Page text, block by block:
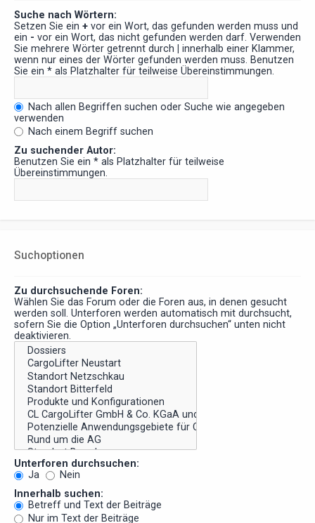
Suche nach Wörtern:
Setzen Sie ein + vor ein Wort, das gefunden werden muss und
ein - vor ein Wort, das nicht gefunden werden darf. Verwenden
Sie mehrere Wörter getrennt durch | innerhalb einer Klammer,
wenn nur eines der Wörter gefunden werden muss. Benutzen
Sie ein * als Platzhalter für teilweise Übereinstimmungen.
Nach allen Begriffen suchen oder Suche wie angegeben
verwenden
Nach einem Begriff suchen
Zu suchender Autor:
Benutzen Sie ein * als Platzhalter für teilweise
Übereinstimmungen.
Suchoptionen
Zu durchsuchende Foren:
Wählen Sie das Forum oder die Foren aus, in denen gesucht
werden soll. Unterforen werden automatisch mit durchsucht,
sofern Sie die Option „Unterforen durchsuchen“ unten nicht
deaktivieren.
Unterforen durchsuchen:
Ja
Nein
Innerhalb suchen:
Betreff und Text der Beiträge
Nur im Text der Beiträge